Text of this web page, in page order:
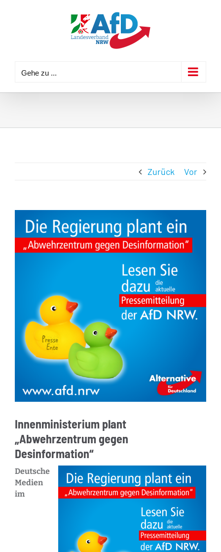
Gehe zu ...
Zurück Vor
Innenministerium plant
„Abwehrzentrum gegen
Desinformation“
Deutsche
Medien
im